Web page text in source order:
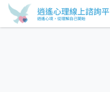
逍遙心理線上諮詢
逍遙心境，從理解自己開始